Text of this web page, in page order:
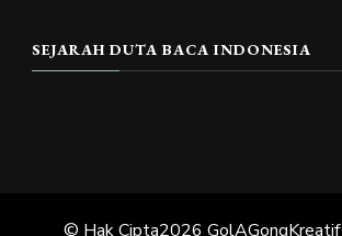
SEJARAH DUTA BACA INDONESIA
© Hak Cipta2026 GolAGongKreatif